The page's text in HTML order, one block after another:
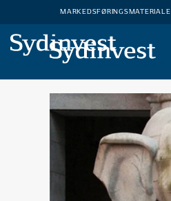
MARKEDSFØRINGSMATERIALE
MARKEDSFØRINGSMATERIALE